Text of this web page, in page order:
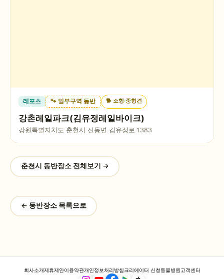
레포츠 🐾 일부구역 동반 🐕 소형·중형견
강촌레일파크(김유정레일바이크)
강원특별자치도 춘천시 신동면 김유정로 1383
춘천시 동반장소 전체보기 →
← 동반장소 목록으로
회사소개제휴제안이용약관개인정보처리방침크리에이터 신청동물병원고객센터